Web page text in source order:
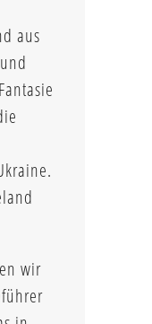
aus
wir